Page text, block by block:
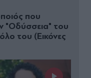
που
"Οδύσσεια" του
του (Εικόνες